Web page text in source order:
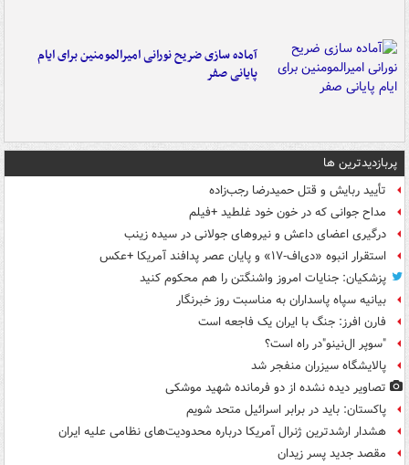
آماده سازی ضریح نورانی امیرالمومنین برای ایام
پایانی صفر
پربازدیدترین ها
تأیید ربایش و قتل حمیدرضا رجب‌زاده
مداح جوانی که در خون خود غلطید +فیلم
درگیری اعضای داعش و نیروهای جولانی در سیده زینب
استقرار انبوه «دی‌اف‑۱۷» و پایان عصر پدافند آمریکا +عکس
پزشکیان: جنایات امروز واشنگتن را هم محکوم کنید
بیانیه سپاه پاسداران به مناسبت روز خبرنگار
فارن افرز: جنگ با ایران یک فاجعه است
"سوپر ال‌نینو"در راه است؟
پالایشگاه سیزران منفجر شد
تصاویر دیده‌ نشده از دو فرمانده شهید موشکی
پاکستان: باید در برابر اسرائیل متحد شویم
هشدار ارشدترین ژنرال آمریکا درباره محدودیت‌های نظامی علیه ایران
مقصد جدید پسر زیدان